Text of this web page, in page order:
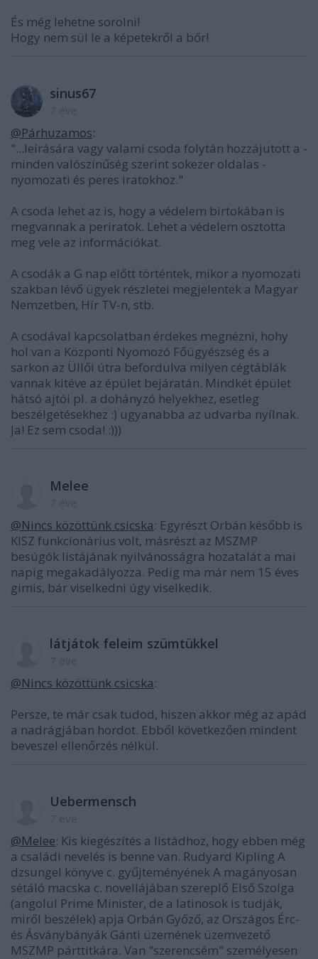
És még lehetne sorolni!
Hogy nem sül le a képetekről a bőr!
sinus67
@Párhuzamos:
"...leírására vagy valami csoda folytán hozzájutott a -
minden valószínűség szerint sokezer oldalas -
nyomozati és peres iratokhoz."
A csoda lehet az is, hogy a védelem birtokában is
megvannak a periratok. Lehet a védelem osztotta
meg vele az információkat.
A csodák a G nap előtt történtek, mikor a nyomozati
szakban lévő ügyek részletei megjelentek a Magyar
Nemzetben, Hír TV-n, stb.
A csodával kapcsolatban érdekes megnézni, hohy
hol van a Központi Nyomozó Főügyészség és a
sarkon az Üllői útra befordulva milyen cégtáblák
vannak kitéve az épület bejáratán. Mindkét épület
hátsó ajtói pl. a dohányzó helyekhez, esetleg
beszélgetésekhez :) ugyanabba az udvarba nyílnak.
Ja! Ez sem csoda! :)))
Melee
@Nincs közöttünk csicska: Egyrészt Orbán később is
KISZ funkcionárius volt, másrészt az MSZMP
besúgók listájának nyilvánosságra hozatalát a mai
napig megakadályozza. Pedig ma már nem 15 éves
gimis, bár viselkedni úgy viselkedik.
látjátok feleim szümtükkel
@Nincs közöttünk csicska:
Persze, te már csak tudod, hiszen akkor még az apád
a nadrágjában hordot. Ebből következően mindent
beveszel ellenőrzés nélkül.
Uebermensch
@Melee: Kis kiegészítés a listádhoz, hogy ebben még
a családi nevelés is benne van. Rudyard Kipling A
dzsungel könyve c. gyűjteményének A magányosan
sétáló macska c. novellájában szereplő Első Szolga
(angolul Prime Minister, de a latinosok is tudják,
miről beszélek) apja Orbán Győző, az Országos Érc-
és Ásványbányák Gánti üzemének üzemvezető
MSZMP párttitkára. Van "szerencsém" személyesen